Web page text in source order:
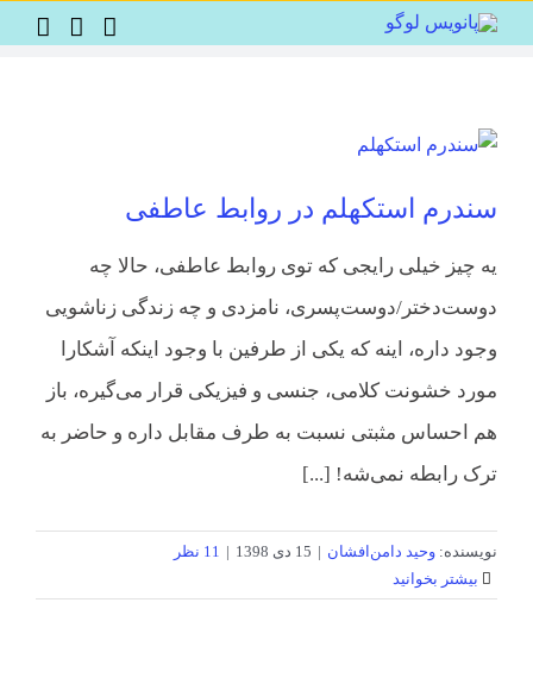
to
سندرم استکهلم در روابط عاطفی
یه چیز خیلی رایجی که توی روابط عاطفی، حالا چه
دوست‌دختر/دوست‌پسری، نامزدی و چه زندگی زناشویی
وجود داره، اینه که یکی از طرفین با وجود اینکه آشکارا
مورد خشونت کلامی، جنسی و فیزیکی قرار می‌گیره، باز
هم احساس مثبتی نسبت به طرف مقابل داره و حاضر به
ترک رابطه نمی‌شه! [...]
نویسنده: وحید دامن‌افشان | 15 دی 1398 | 11 نظر
بیشتر بخوانید